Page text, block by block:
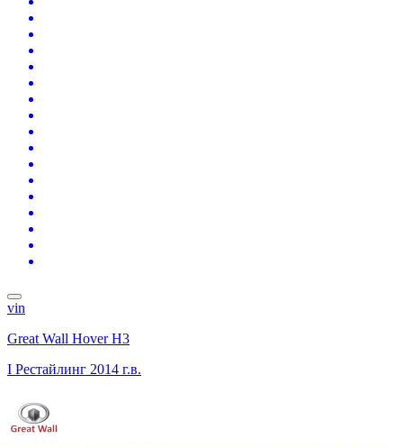
vin
Great Wall Hover H3
I Рестайлинг 2014 г.в.